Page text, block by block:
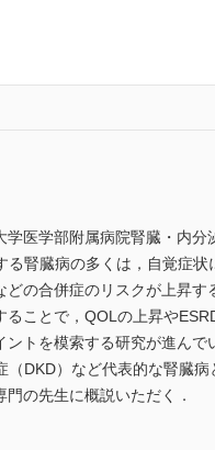
医学部附属病院腎臓・内分
る腎臓病の多くは，自覚症
の合併症のリスクが上昇す
ることで，QOLの上昇や
トを模索する研究が進んで
（DKD）など代表的な腎臓
の先生に概説いただく．